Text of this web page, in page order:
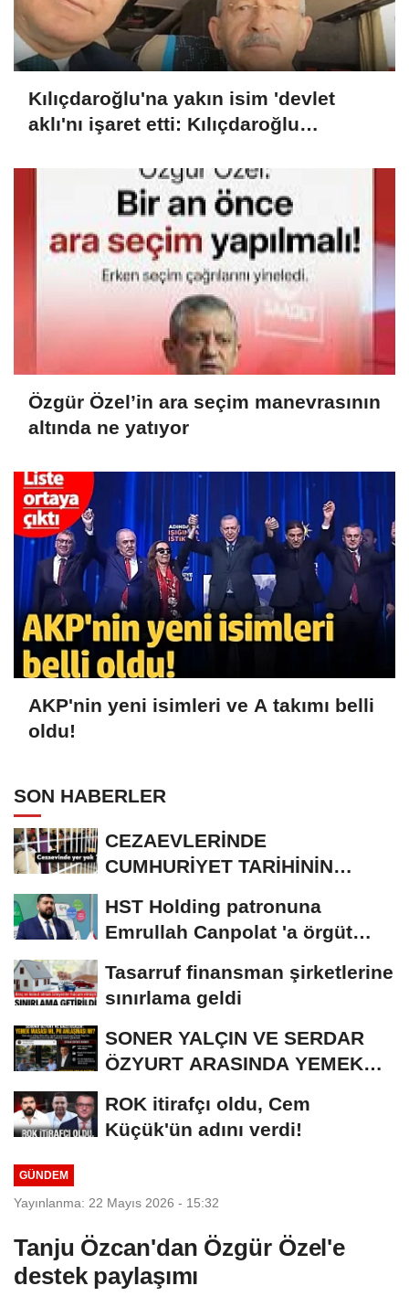
Kılıçdaroğlu'na yakın isim 'devlet
aklı'nı işaret etti: Kılıçdaroğlu
kazanmıştı, devlet müdahale etti
Özgür Özel’in ara seçim manevrasının
altında ne yatıyor
AKP'nin yeni isimleri ve A takımı belli
oldu!
SON HABERLER
CEZAEVLERİNDE
CUMHURİYET TARİHİNİN
KİŞİ...
HST Holding patronuna
Emrullah Canpolat 'a örgüt
Tasarruf finansman şirketlerine
sınırlama geldi
SONER YALÇIN VE SERDAR
ÖZYURT ARASINDA YEMEK
ROK itirafçı oldu, Cem
Küçük'ün adını verdi!
GÜNDEM
Yayınlanma: 22 Mayıs 2026 - 15:32
Tanju Özcan'dan Özgür Özel'e
destek paylaşımı